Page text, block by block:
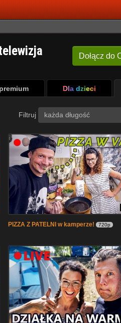
Dołącz do
Dla dzieci
Filtruj każda długość
PIZZA Z PATELNI w kamperze! 720p